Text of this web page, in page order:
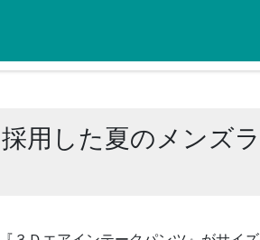
用した夏のメンズ